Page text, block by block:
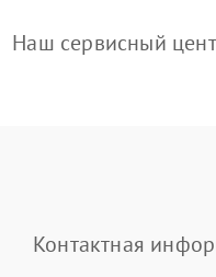
Наш сервисный
Контактная